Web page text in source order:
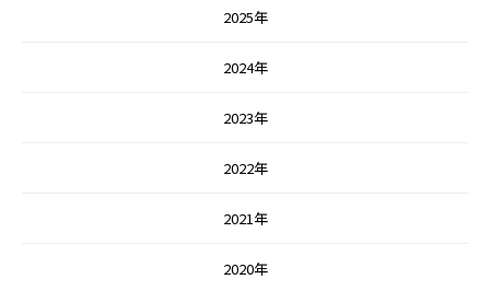
2025年
2024年
2023年
2022年
2021年
2020年